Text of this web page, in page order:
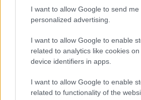
I want to allow Google to send me
personalized advertising.
I want to allow Google to enable
related to analytics like cookies
device identifiers in apps.
I want to allow Google to enable
related to functionality of the
megfertőződés ellen, de segít
súlyosabb tünetek kialakulását.